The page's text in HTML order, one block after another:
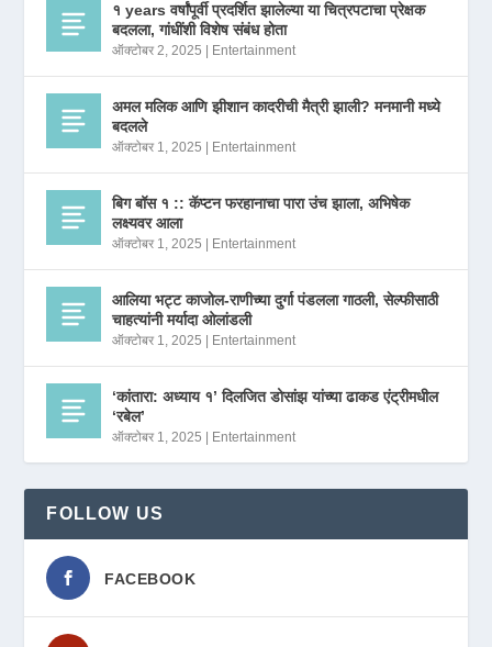
१ years वर्षांपूर्वी प्रदर्शित झालेल्या या चित्रपटाचा प्रेक्षक
बदलला, गांधींशी विशेष संबंध होता
ऑक्टोबर 2, 2025 Entertainment
अमल मलिक आणि झीशान कादरीची मैत्री झाली? मनमानी मध्ये
बदलले
ऑक्टोबर 1, 2025 Entertainment
बिग बॉस १ :: कॅप्टन फरहानाचा पारा उंच झाला, अभिषेक
लक्ष्यवर आला
ऑक्टोबर 1, 2025 Entertainment
आलिया भट्ट काजोल-राणीच्या दुर्गा पंडलला गाठली, सेल्फीसाठी
चाहत्यांनी मर्यादा ओलांडली
ऑक्टोबर 1, 2025 Entertainment
‘कांतारा: अध्याय १’ दिलजित डोसांझ यांच्या ढाकड एंट्रीमधील
‘रबेल’
ऑक्टोबर 1, 2025 Entertainment
FOLLOW US
FACEBOOK